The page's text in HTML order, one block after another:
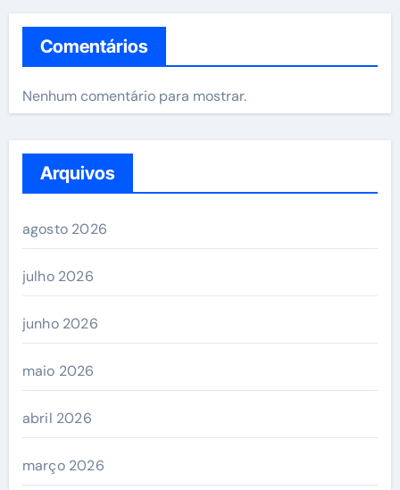
Comentários
Nenhum comentário para mostrar.
Arquivos
agosto 2026
julho 2026
junho 2026
maio 2026
abril 2026
março 2026